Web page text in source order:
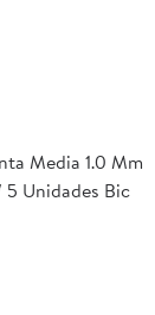
Media 1.0 Mm
Unidades Bic